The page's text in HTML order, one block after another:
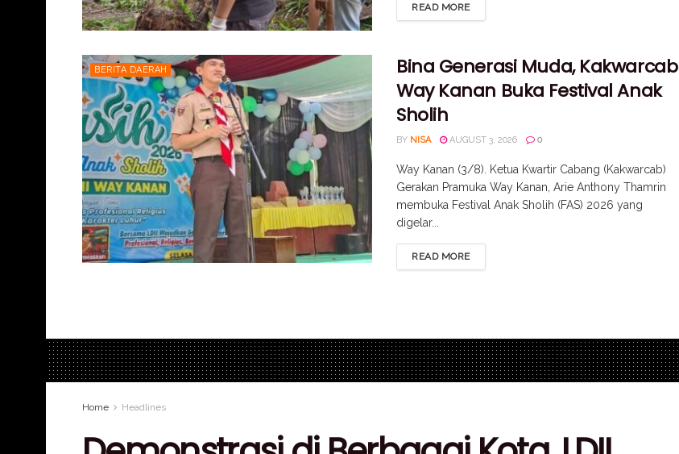
READ MORE
BERITA DAERAH
Bina Generasi Muda, Kakwarcab
Way Kanan Buka Festival Anak
Sholih
BY NISA AUGUST 3, 2026 0
Way Kanan (3/8). Ketua Kwartir Cabang (Kakwarcab)
Gerakan Pramuka Way Kanan, Arie Anthony Thamrin
membuka Festival Anak Sholih (FAS) 2026 yang
digelar...
READ MORE
Home Headlines